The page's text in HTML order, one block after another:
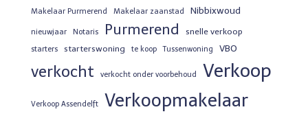
Makelaar Purmerend Makelaar zaanstad Nibbixwoud
nieuwjaar Notaris Purmerend snelle verkoop
starters starterswoning te koop Tussenwoning VBO
verkocht verkocht onder voorbehoud Verkoop
Verkoop Assendelft Verkoopmakelaar